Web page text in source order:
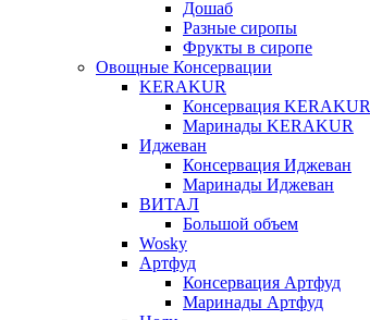
Дошаб
Разные сиропы
Фрукты в сиропе
Овощные Консервации
KERAKUR
Консервация KERAKUR
Маринады KERAKUR
Иджеван
Консервация Иджеван
Маринады Иджеван
ВИТАЛ
Большой объем
Wosky
Артфуд
Консервация Артфуд
Маринады Артфуд